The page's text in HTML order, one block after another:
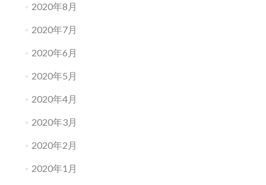
2020年8月
2020年7月
2020年6月
2020年5月
2020年4月
2020年3月
2020年2月
2020年1月